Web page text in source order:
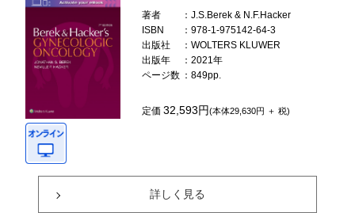
著者
：J.S.Berek & N.F.Hacker
ISBN
：978-1-975142-64-3
出版社
：WOLTERS KLUWER
出版年
：2021年
ページ数 ：849pp.
定価32,593円(本体29,630円 ＋ 税)
詳しく見る